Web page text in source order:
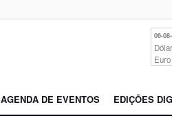
06-
Dólar
Euro
AGENDA DE EVENTOS EDIÇÕES